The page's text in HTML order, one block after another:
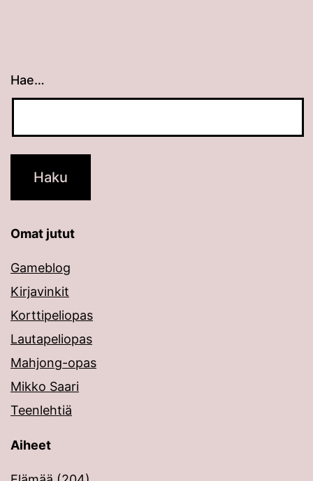
Hae…
Kun tuloksia tulee, voit selata niitä
Omat jutut
Gameblog
Kirjavinkit
Korttipeliopas
Lautapeliopas
Mahjong-opas
Mikko Saari
Teenlehtiä
Aiheet